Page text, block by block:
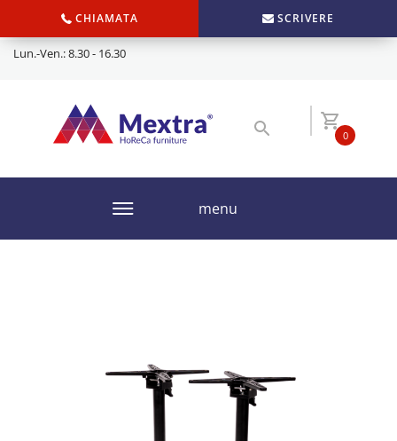
CHIAMATA SCRIVERE
Lun.-Ven.: 8.30 - 16.30
0
menu